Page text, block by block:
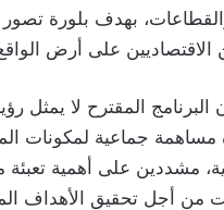
بهدف بلورة
الاقتصاديين على أرض
البرنامج المقترح لا يمثل
جماعية لمكونات
مشددين على أهمية
من أجل تحقيق الأهداف